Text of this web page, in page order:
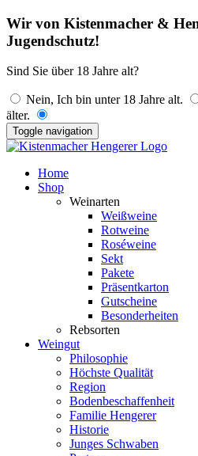
Wir von Kistenmacher &
Jugendschutz!
Sind Sie über 18 Jahre alt?
Nein, Ich bin unter 18 Jahre alt.
älter.
Toggle navigation
Home
Shop
Weinarten
Weißweine
Rotweine
Roséweine
Sekt
Pakete
Präsentkarton
Gutscheine
Besonderheiten
Rebsorten
Weingut
Philosophie
Höchste Qualität
Region
Bodenbeschaffenheit
Familie Hengerer
Historie
Junges Schwaben